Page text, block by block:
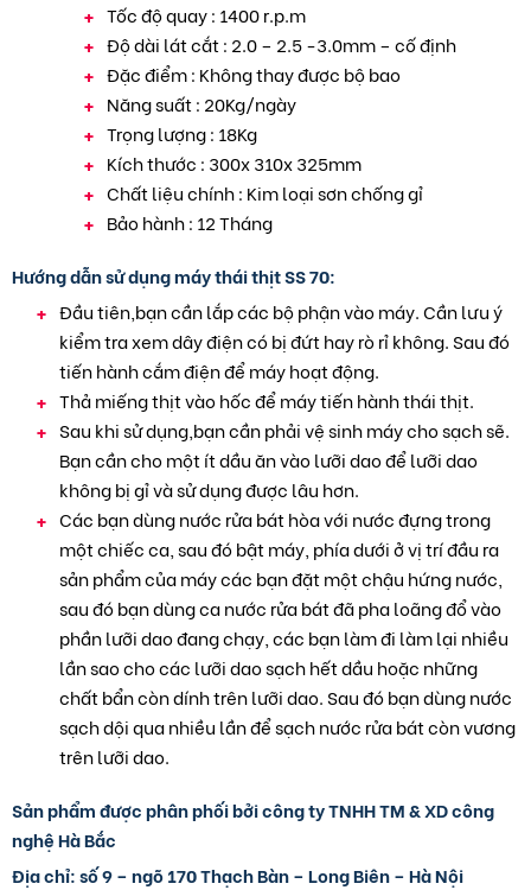
Tốc độ quay : 1400 r.p.m
Độ dài lát cắt : 2.0 – 2.5 -3.0mm – cố định
Đặc điểm : Không thay được bộ bao
Năng suất : 20Kg/ngày
Trọng lượng : 18Kg
Kích thước : 300x 310x 325mm
Chất liệu chính : Kim loại sơn chống gỉ
Bảo hành : 12 Tháng
Hướng dẫn sử dụng máy thái thịt SS 70:
Đầu tiên,bạn cần lắp các bộ phận vào máy. Cần lưu ý
kiểm tra xem dây điện có bị đứt hay rò rỉ không. Sau đó
tiến hành cắm điện để máy hoạt động.
Thả miếng thịt vào hốc để máy tiến hành thái thịt.
Sau khi sử dụng,bạn cần phải vệ sinh máy cho sạch sẽ.
Bạn cần cho một ít dầu ăn vào lưỡi dao để lưỡi dao
không bị gỉ và sử dụng được lâu hơn.
Các bạn dùng nước rửa bát hòa với nước đựng trong
một chiếc ca, sau đó bật máy, phía dưới ở vị trí đầu ra
sản phẩm của máy các bạn đặt một chậu hứng nước,
sau đó bạn dùng ca nước rửa bát đã pha loãng đổ vào
phần lưỡi dao đang chạy, các bạn làm đi làm lại nhiều
lần sao cho các lưỡi dao sạch hết dầu hoặc những
chất bẩn còn dính trên lưỡi dao. Sau đó bạn dùng nước
sạch dội qua nhiều lần để sạch nước rửa bát còn vương
trên lưỡi dao.
Sản phẩm được phân phối bởi công ty TNHH TM & XD công
nghệ Hà Bắc
Địa chỉ: số 9 – ngõ 170 Thạch Bàn – Long Biên – Hà Nội